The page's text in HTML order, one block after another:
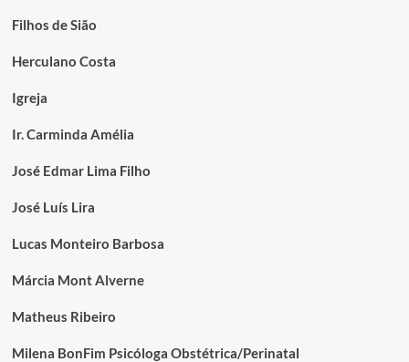
Filhos de Sião
Herculano Costa
Igreja
Ir. Carminda Amélia
José Edmar Lima Filho
José Luís Lira
Lucas Monteiro Barbosa
Márcia Mont Alverne
Matheus Ribeiro
Milena BonFim Psicóloga Obstétrica/Perinatal